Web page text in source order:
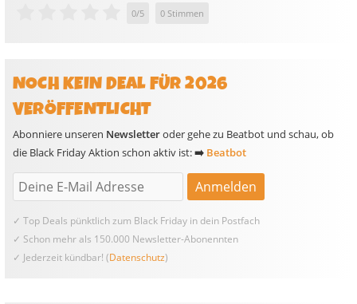
0/5 0 Stimmen
NOCH KEIN DEAL FÜR 2026
VERÖFFENTLICHT
Abonniere unseren Newsletteroder gehe zu Beatbot und schau, ob
die Black Friday Aktion schon aktiv ist:➡️ Beatbot
✓ Top Deals pünktlich zum Black Friday in dein Postfach
✓ Schon mehr als 150.000 Newsletter-Abonennten
✓ Jederzeit kündbar! (Datenschutz)